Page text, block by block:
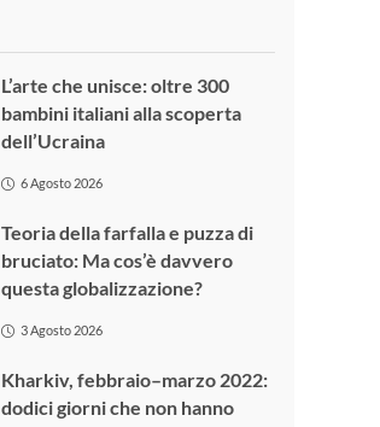
L’arte che unisce: oltre 300
bambini italiani alla scoperta
dell’Ucraina
6 Agosto 2026
Teoria della farfalla e puzza di
bruciato: Ma cos’è davvero
questa globalizzazione?
3 Agosto 2026
Kharkiv, febbraio–marzo 2022:
dodici giorni che non hanno